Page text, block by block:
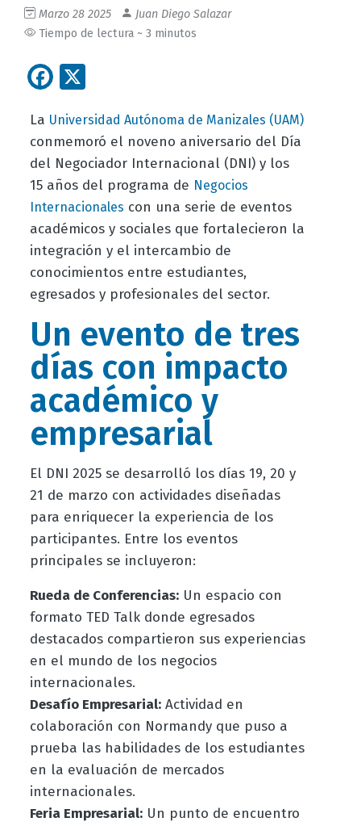
Marzo 28 2025
Juan Diego Salazar
Tiempo de lectura ~ 3 minutos
Facebook
La Universidad Autónoma de Manizales (UAM)
conmemoró el noveno aniversario del Día
del Negociador Internacional (DNI) y los
15 años del programa de Negocios
Internacionales con una serie de eventos
académicos y sociales que fortalecieron la
integración y el intercambio de
conocimientos entre estudiantes,
egresados y profesionales del sector.
Un evento de tres
días con impacto
académico y
empresarial
El DNI 2025 se desarrolló los días 19, 20 y
21 de marzo con actividades diseñadas
para enriquecer la experiencia de los
participantes. Entre los eventos
principales se incluyeron:
Rueda de Conferencias:Un espacio con
formato TED Talk donde egresados
destacados compartieron sus experiencias
en el mundo de los negocios
internacionales.
Desafío Empresarial:Actividad en
colaboración con Normandy que puso a
prueba las habilidades de los estudiantes
en la evaluación de mercados
internacionales.
Feria Empresarial:Un punto de encuentro